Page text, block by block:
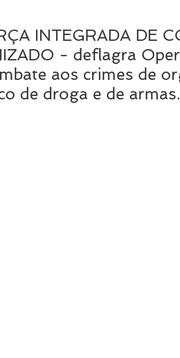
INTEGRADA DE
- deflagra
aos crimes de
de droga e de armas.